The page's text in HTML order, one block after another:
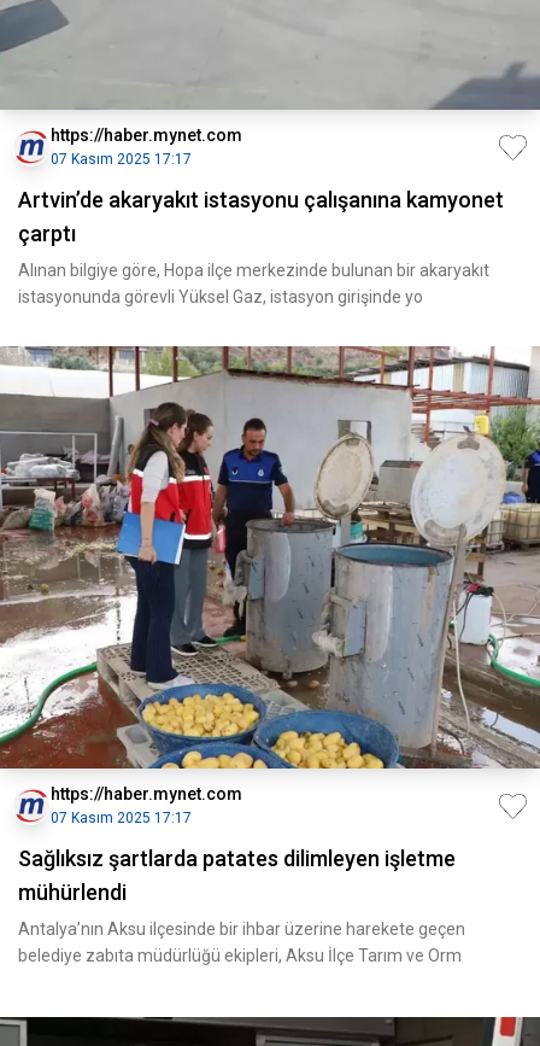
https://haber.mynet.com
07 Kasım 2025 17:17
Artvin’de akaryakıt istasyonu çalışanına kamyonet
çarptı
Alınan bilgiye göre, Hopa ilçe merkezinde bulunan bir akaryakıt
istasyonunda görevli Yüksel Gaz, istasyon girişinde yo
https://haber.mynet.com
07 Kasım 2025 17:17
Sağlıksız şartlarda patates dilimleyen işletme
mühürlendi
Antalya’nın Aksu ilçesinde bir ihbar üzerine harekete geçen
belediye zabıta müdürlüğü ekipleri, Aksu İlçe Tarım ve Orm